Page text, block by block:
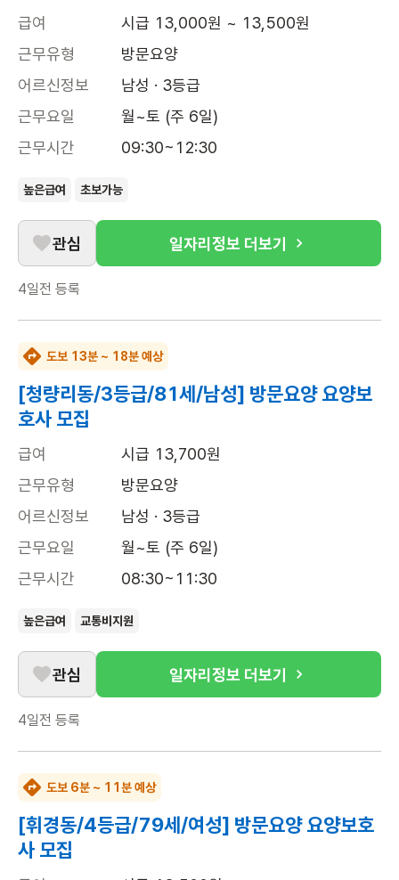
급여
시급 13,000원 ~ 13,500원
근무유형
방문요양
어르신정보
남성 · 3등급
근무요일
월~토 (주 6일)
근무시간
09:30~12:30
높은급여 초보가능
관심 일자리정보 더보기
4일전 등록
도보 13분 ~ 18분 예상
[청량리동/3등급/81세/남성] 방문요양 요양보
호사 모집
급여
시급 13,700원
근무유형
방문요양
어르신정보
남성 · 3등급
근무요일
월~토 (주 6일)
근무시간
08:30~11:30
높은급여 교통비지원
관심 일자리정보 더보기
4일전 등록
도보 6분 ~ 11분 예상
[휘경동/4등급/79세/여성] 방문요양 요양보호
사 모집